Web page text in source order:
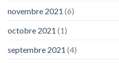
novembre 2021 (6)
octobre 2021 (1)
septembre 2021 (4)